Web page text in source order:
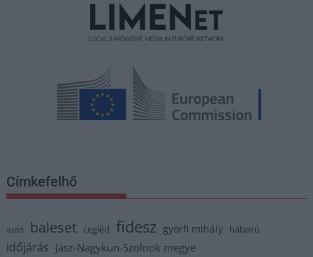
Címkefelhő
autó baleset cegléd fidesz györfi mihály háború
időjárás Jász-Nagykun-Szolnok megye